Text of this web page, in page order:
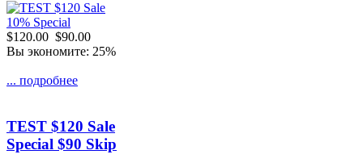
$120.00 $90.00
Вы экономите: 25%
... подробнее
TEST $120 Sale
Special $90 Skip